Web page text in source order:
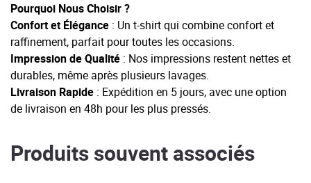
Pourquoi Nous Choisir ?
Confort et Élégance : Un t-shirt qui combine confort et
raffinement, parfait pour toutes les occasions.
Impression de Qualité : Nos impressions restent nettes et
durables, même après plusieurs lavages.
Livraison Rapide : Expédition en 5 jours, avec une option
de livraison en 48h pour les plus pressés.
Produits souvent associés